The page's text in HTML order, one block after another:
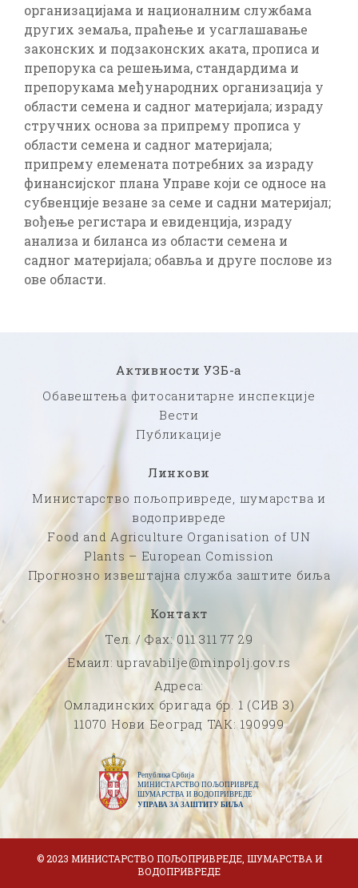
организацијама и националним службама
других земаља, праћење и усаглашавање
законских и подзаконских аката, прописа и
препорука са решењима, стандардима и
препорукама међународних организација у
области семена и садног материјала; израду
стручних основа за припрему прописа у
области семена и садног материјала;
припрему елемената потребних за израду
финансијског плана Управе који се односе на
субвенције везане за семе и садни материјал;
вођење регистара и евиденција, израду
анализа и биланса из области семена и
садног материјала; обавља и друге послове из
ове области.
Активности УЗБ-а
Обавештења фитосанитарне инспекције
Вести
Публикације
Линкови
Министарство пољопривреде, шумарства и
водопривреде
Food and Agriculture Organisation of UN
Plants – European Comission
Прогнозно извештајна служба заштите биља
Контакт
Тел. / Фаx: 011 311 77 29
Емаил: upravabilje@minpolj.gov.rs
Адреса:
Омладинских бригада бр. 1 (СИВ 3)
11070 Нови Београд ТАК: 190999
© 2023 МИНИСТАРСТВО ПОЉОПРИВРЕДЕ, ШУМАРСТВА И
ВОДОПРИВРЕДЕ